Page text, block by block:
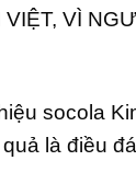
VÌ
socola
là điều